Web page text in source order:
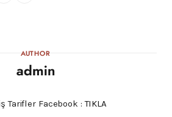
AUTHOR
admin
Tarifler Facebook :TIKLA